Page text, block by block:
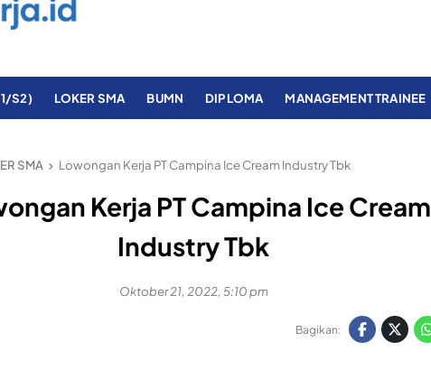
S2) LOKER SMA BUMN DIPLOMA MANAGEMENT TRAINEE
SMA Lowongan Kerja PT Campina Ice Cream Industry Tbk
Kerja PT Campina Ice Cream
Industry Tbk
Oktober 21, 2022, 5:10 pm
Bagikan: